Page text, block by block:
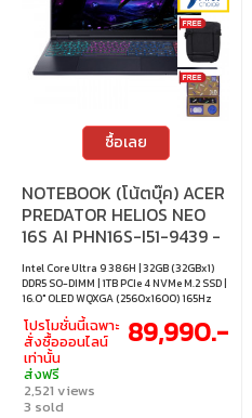
ซื้อเลย
NOTEBOOK (โน้ตบุ๊ค) ACER
PREDATOR HELIOS NEO
16S AI PHN16S-I51-9439 -
ABYSSAL BLACK
Intel Core Ultra 9 386H | 32GB (32GBx1)
DDR5 SO-DIMM | 1TB PCIe 4 NVMe M.2 SSD |
16.0" OLED WQXGA (2560x1600) 165Hz
500 nits 100% DCI-P3 | Nvidia GeForce
RTX 5070 8GB GDDR7 | Windows 11 Home
โปรโมชั่นนี้เฉพาะ
สั่งซื้อออนไลน์
เท่านั้น
ส่งฟรี
2,521 views
3 sold
89,990.-